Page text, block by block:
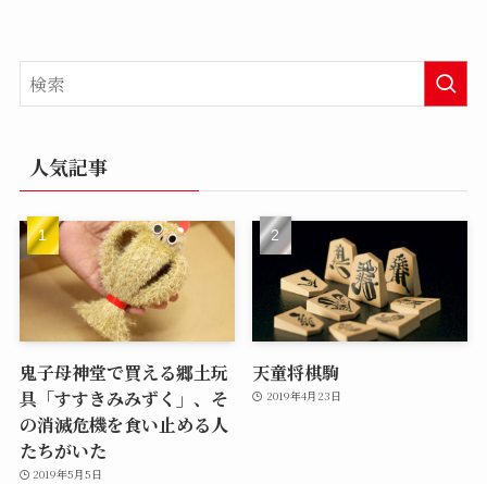
人気記事
鬼子母神堂で買える郷土玩
具「すすきみみずく」、そ
の消滅危機を食い止める人
たちがいた
2019年5月5日
天童将棋駒
2019年4月23日